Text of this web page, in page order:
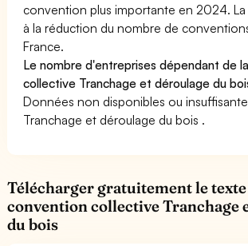
convention plus importante en 2024.
à la réduction du nombre de
France.
Le nombre d'entreprises dépendant de
collective Tranchage et déroulage du
Données non disponibles ou
Tranchage et déroulage du bois .
Télécharger gratuitement le texte
convention collective Tranchage
du bois